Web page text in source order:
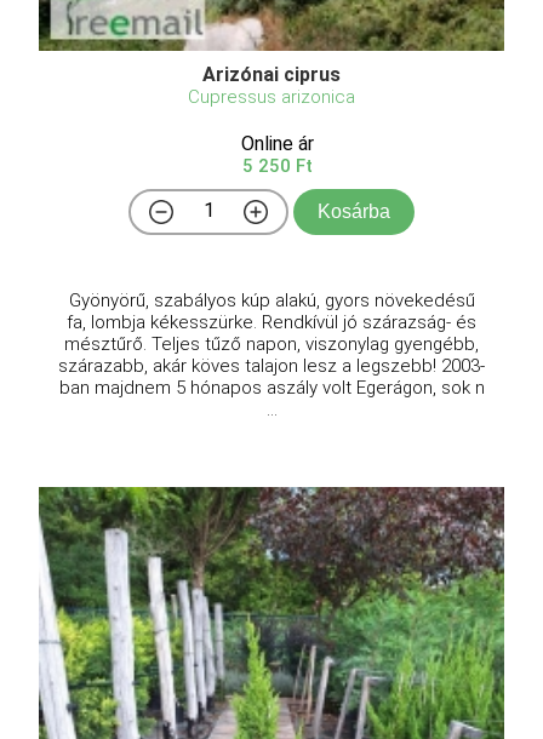
Arizónai ciprus
Cupressus arizonica
Online ár
5 250 Ft
Kosárba
Gyönyörű, szabályos kúp alakú, gyors növekedésű
fa, lombja kékesszürke. Rendkívül jó szárazság- és
mésztűrő. Teljes tűző napon, viszonylag gyengébb,
szárazabb, akár köves talajon lesz a legszebb! 2003-
ban majdnem 5 hónapos aszály volt Egerágon, sok n
...